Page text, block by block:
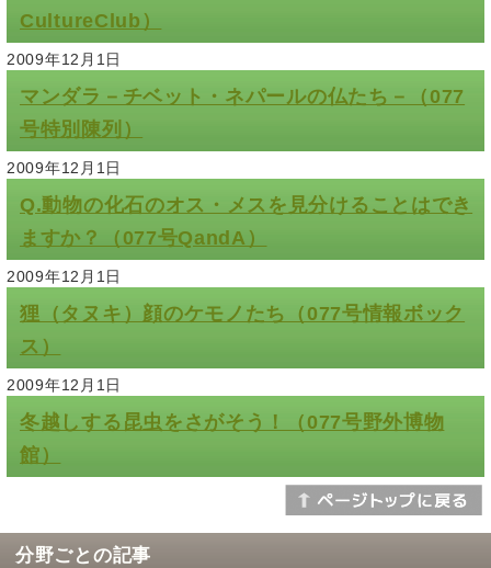
CultureClub）
2009年12月1日
マンダラ－チベット・ネパールの仏たち－（077
号特別陳列）
2009年12月1日
Q.動物の化石のオス・メスを見分けることはでき
ますか？（077号QandA）
2009年12月1日
狸（タヌキ）顔のケモノたち（077号情報ボック
ス）
2009年12月1日
冬越しする昆虫をさがそう！（077号野外博物
館）
分野ごとの記事